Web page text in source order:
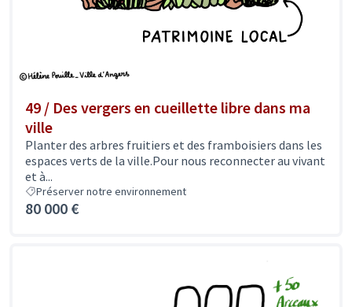
49 / Des vergers en cueillette libre dans ma
ville
Planter des arbres fruitiers et des framboisiers dans les
espaces verts de la ville.Pour nous reconnecter au vivant
et à...
Préserver notre environnement
80 000 €